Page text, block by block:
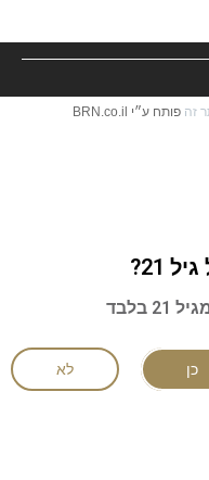
זהפותח ע״י BRN.co.il
21?
בלבד
לא כן